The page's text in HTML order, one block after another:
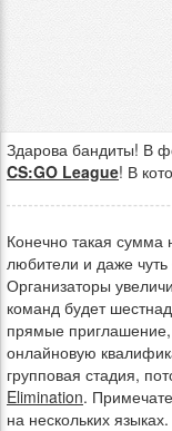
Здарова бандиты! В
CS:GO League! В
Конечно такая
любители и даже
Организаторы
команд будет
прямые
онлайновую
групповая стадия,
Elimination.
на нескольких